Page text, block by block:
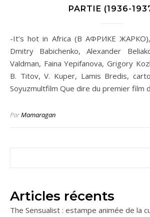
PARTIE (1936-
-It’s hot in Africa (В АФРИКЕ ЖАРКО), 1936 réalisé par
Dmitry Babichenko, Alexander
Valdman, Faina Yepifanova, Grigory
B. Titov, V. Kuper, Lamis Bredis,
Soyuzmultfilm Que dire du premier film
ParMamaragan
Articles récents
The Sensualist : estampe animée de la